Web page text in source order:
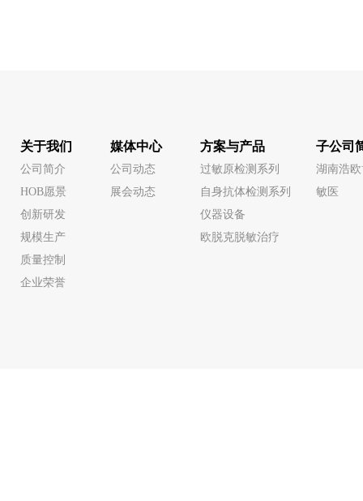
关于我们
公司简介
HOB愿景
创新研发
规模生产
质量控制
企业荣誉
媒体中心
公司动态
展会动态
方案与产品
过敏原检测系列
自身抗体检测系列
仪器设备
欧脱克脱敏治疗
子公司
湖南浩
敏医